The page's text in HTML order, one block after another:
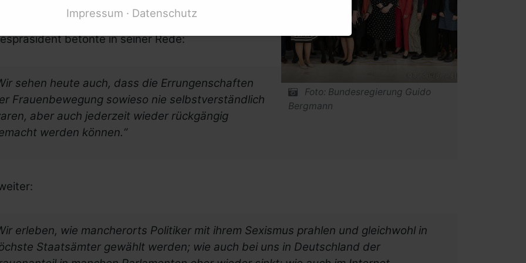
Foto: Bundesregierung Guido
Bergmann
e.V. Brigitte Faber von der Politischen
behinderter Frauen. Der
betonte in seiner Rede:
sehen heute auch, dass die Errungenschaften
Frauenbewegung sowieso nie selbstverständlich
aber auch jederzeit wieder rückgängig
werden können.“
erleben, wie mancherorts Politiker mit ihrem Sexismus prahlen und gleichwohl in
Staatsämter gewählt werden; wie auch bei uns in Deutschland der
Impressum
Datenschutz